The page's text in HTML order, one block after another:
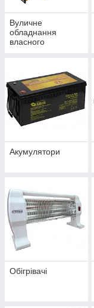
Вуличне
обладнання
власного
Акумулятори
Обігрівачі